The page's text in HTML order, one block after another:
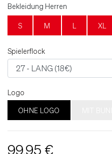
Bekleidung Herren
S M L XL
Spielerflock
Logo
OHNE LOGO
99,95 €